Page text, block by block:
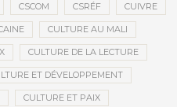
CSCOM CSRÉF CUIVRE
CULTURE AU MALI
CULTURE DE LA LECTURE
ET DÉVELOPPEMENT
CULTURE ET PAIX